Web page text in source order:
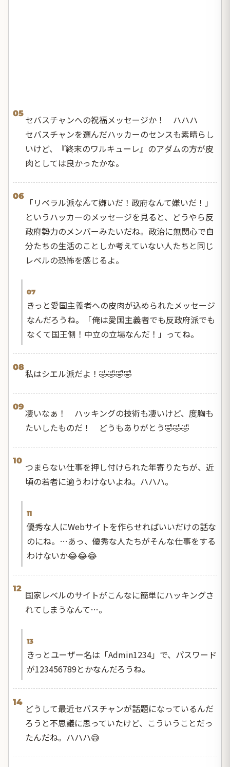
05
セバスチャンへの祝福メッセージか！ ハハハ
セバスチャンを選んだハッカーのセンスも素晴らし
いけど、『終末のワルキューレ』のアダムの方が皮
肉としては良かったかな。
06
「リベラル派なんて嫌いだ！政府なんて嫌いだ！」
というハッカーのメッセージを見ると、どうやら反
政府勢力のメンバーみたいだね。政治に無関心で自
分たちの生活のことしか考えていない人たちと同じ
レベルの恐怖を感じるよ。
07
きっと愛国主義者への皮肉が込められたメッセージ
なんだろうね。「俺は愛国主義者でも反政府派でも
なくて国王側！中立の立場なんだ！」ってね。
08
私はシエル派だよ！🤣🤣🤣🤣
09
凄いなぁ！ ハッキングの技術も凄いけど、度胸も
たいしたものだ！ どうもありがとう🤣🤣🤣
10
つまらない仕事を押し付けられた年寄りたちが、近
頃の若者に適うわけないよね。ハハハ。
11
優秀な人にWebサイトを作らせればいいだけの話な
のにね。…あっ、優秀な人たちがそんな仕事をする
わけないか😂😂😂
12
国家レベルのサイトがこんなに簡単にハッキングさ
れてしまうなんて…。
13
きっとユーザー名は「Admin1234」で、パスワード
が123456789とかなんだろうね。
14
どうして最近セバスチャンが話題になっているんだ
ろうと不思議に思っていたけど、こういうことだっ
たんだね。ハハハ😅